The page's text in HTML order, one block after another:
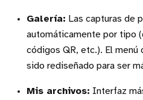
Galería: Las capturas de
automáticamente por tipo
códigos QR, etc.). El
sido rediseñado para ser
Mis archivos: Interfaz